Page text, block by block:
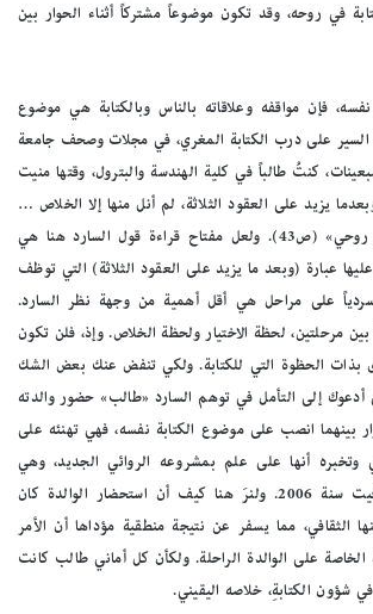
في روحه، وقد تكون موضوعاً مشتركاً أثناء الحوار بين
فإن مواقفه وعلاقاته بالناس وبالكتابة هي موضوع
السير على درب الكتابة المغري، في مجلات وصحف جامعة
كنتُ طالباً في كلية الهندسة والبترول، وقتها منيت
يزيد على العقود الثلاثة، لم أنل منها إلا الخلاص …
الكتابة الآن هي خلاص روحي» (ص43). ولعل مفتاح قراءة قول السارد هنا هي
عبارة (وبعد ما يزيد على العقود الثلاثة) التي توظف
على مراحل هي أقل أهمية من وجهة نظر السارد.
بين مرحلتين، لحظة الاختيار ولحظة الخلاص. وإذ، فلن تكون
بذات الحظوة التي للكتابة. ولكي تنفض عنك بعض الشك
أدعوك إلى التأمل في توهم السارد «طالب» حضور والدته
بينهما انصب على موضوع الكتابة نفسه، فهي تهنئه على
وتخبره أنها على علم بمشروعه الروائي الجديد، وهي
السيدة الأمية التي توفيت سنة 2006. ولنرَ هنا كيف أن استحضار الوالدة كان
الثقافي، مما يسفر عن نتيجة منطقية مؤداها أن الأمر
الخاصة على الوالدة الراحلة. ولكأن كل أماني طالب كانت
شؤون الكتابةِ، خلاصه اليقيني.